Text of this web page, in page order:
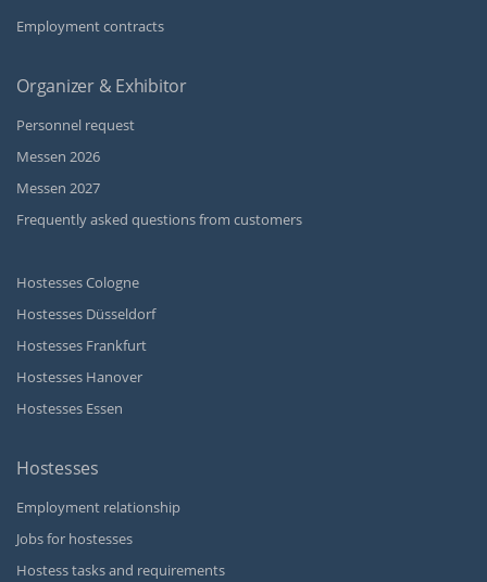
Employment contracts
Organizer & Exhibitor
Personnel request
Messen 2026
Messen 2027
Frequently asked questions from customers
Hostesses Cologne
Hostesses Düsseldorf
Hostesses Frankfurt
Hostesses Hanover
Hostesses Essen
Hostesses
Employment relationship
Jobs for hostesses
Hostess tasks and requirements